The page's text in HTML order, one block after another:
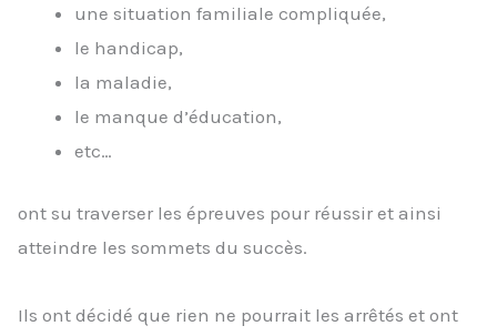
une situation familiale compliquée,
le handicap,
la maladie,
le manque d’éducation,
etc…
ont su traverser les épreuves pour réussir et ainsi
atteindre les sommets du succès.
Ils ont décidé que rien ne pourrait les arrêtés et ont